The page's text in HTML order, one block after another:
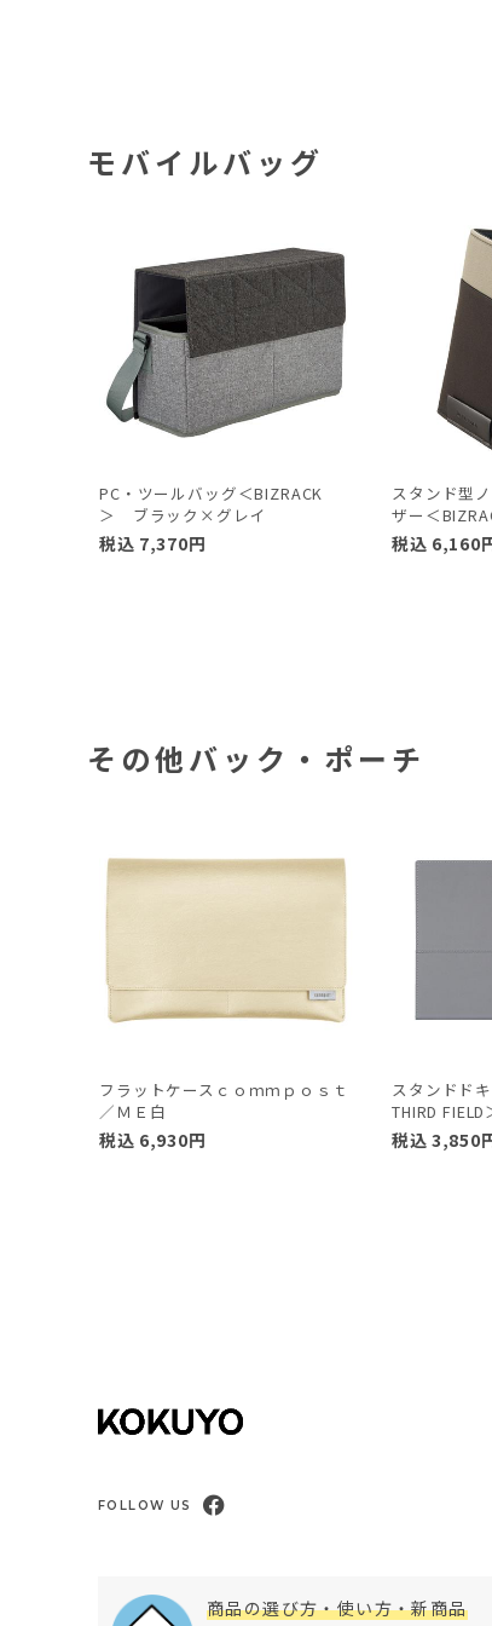
モバイルバッグ
PC・ツールバッグ＜BIZRACK
＞ ブラック×グレイ
税込 7,370円
スタンド型
ザー＜
税込 6,160
その他バック・ポーチ
フラットケースｃｏｍｍｐｏｓｔ
／ＭＥ白
税込 6,930円
スタンドド
THIRD
税込 3,850
FOLLOW US
商品の選び方・使い方・新商品